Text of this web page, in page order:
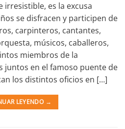
irresistible, es la excusa
se disfracen y participen de
carpinteros, cantantes,
músicos, caballeros,
miembros de la
juntos en el famoso puente de
los distintos oficios en […]
LEYENDO →